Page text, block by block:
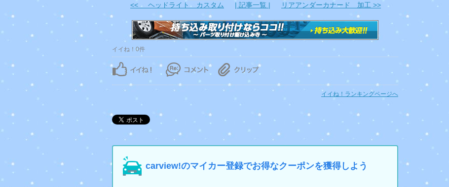
<< ヘッドライト カスタム | 記事一覧 | リアアンダーカナード 加工 >>
イイね！0件
イイね！ランキングページへ
carview!のマイカー登録でお得なクーポンを獲得しよう